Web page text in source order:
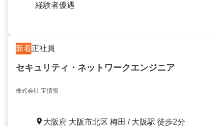
経験者優遇
新着正社員
セキュリティ・ネットワークエンジニア
株式会社 宝情報
大阪府 大阪市北区 梅田 / 大阪駅 徒歩2分